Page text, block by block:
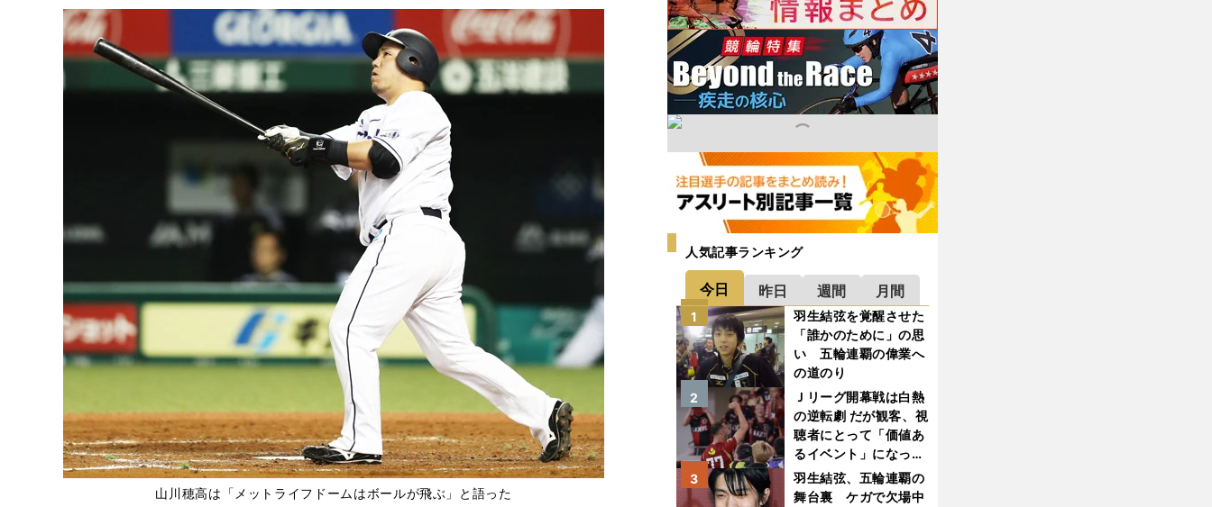
山川穂高は「メットライフドームはボールが飛ぶ」と語った
人気記事ランキング
今日 昨日 週間 月間
羽生結弦を覚醒させた
「誰かのために」の思
い 五輪連覇の偉業へ
の道のり
1
Ｊリーグ開幕戦は白熱
の逆転劇 だが観客、視
聴者にとって「価値あ
るイベント」になって
いたか
2
羽生結弦、五輪連覇の
舞台裏 ケガで欠場中
3